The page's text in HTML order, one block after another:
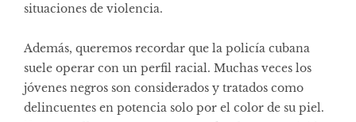
situaciones de violencia.
Además, queremos recordar que la policía cubana
suele operar con un perfil racial. Muchas veces los
jóvenes negros son considerados y tratados como
delincuentes en potencia solo por el color de su piel.